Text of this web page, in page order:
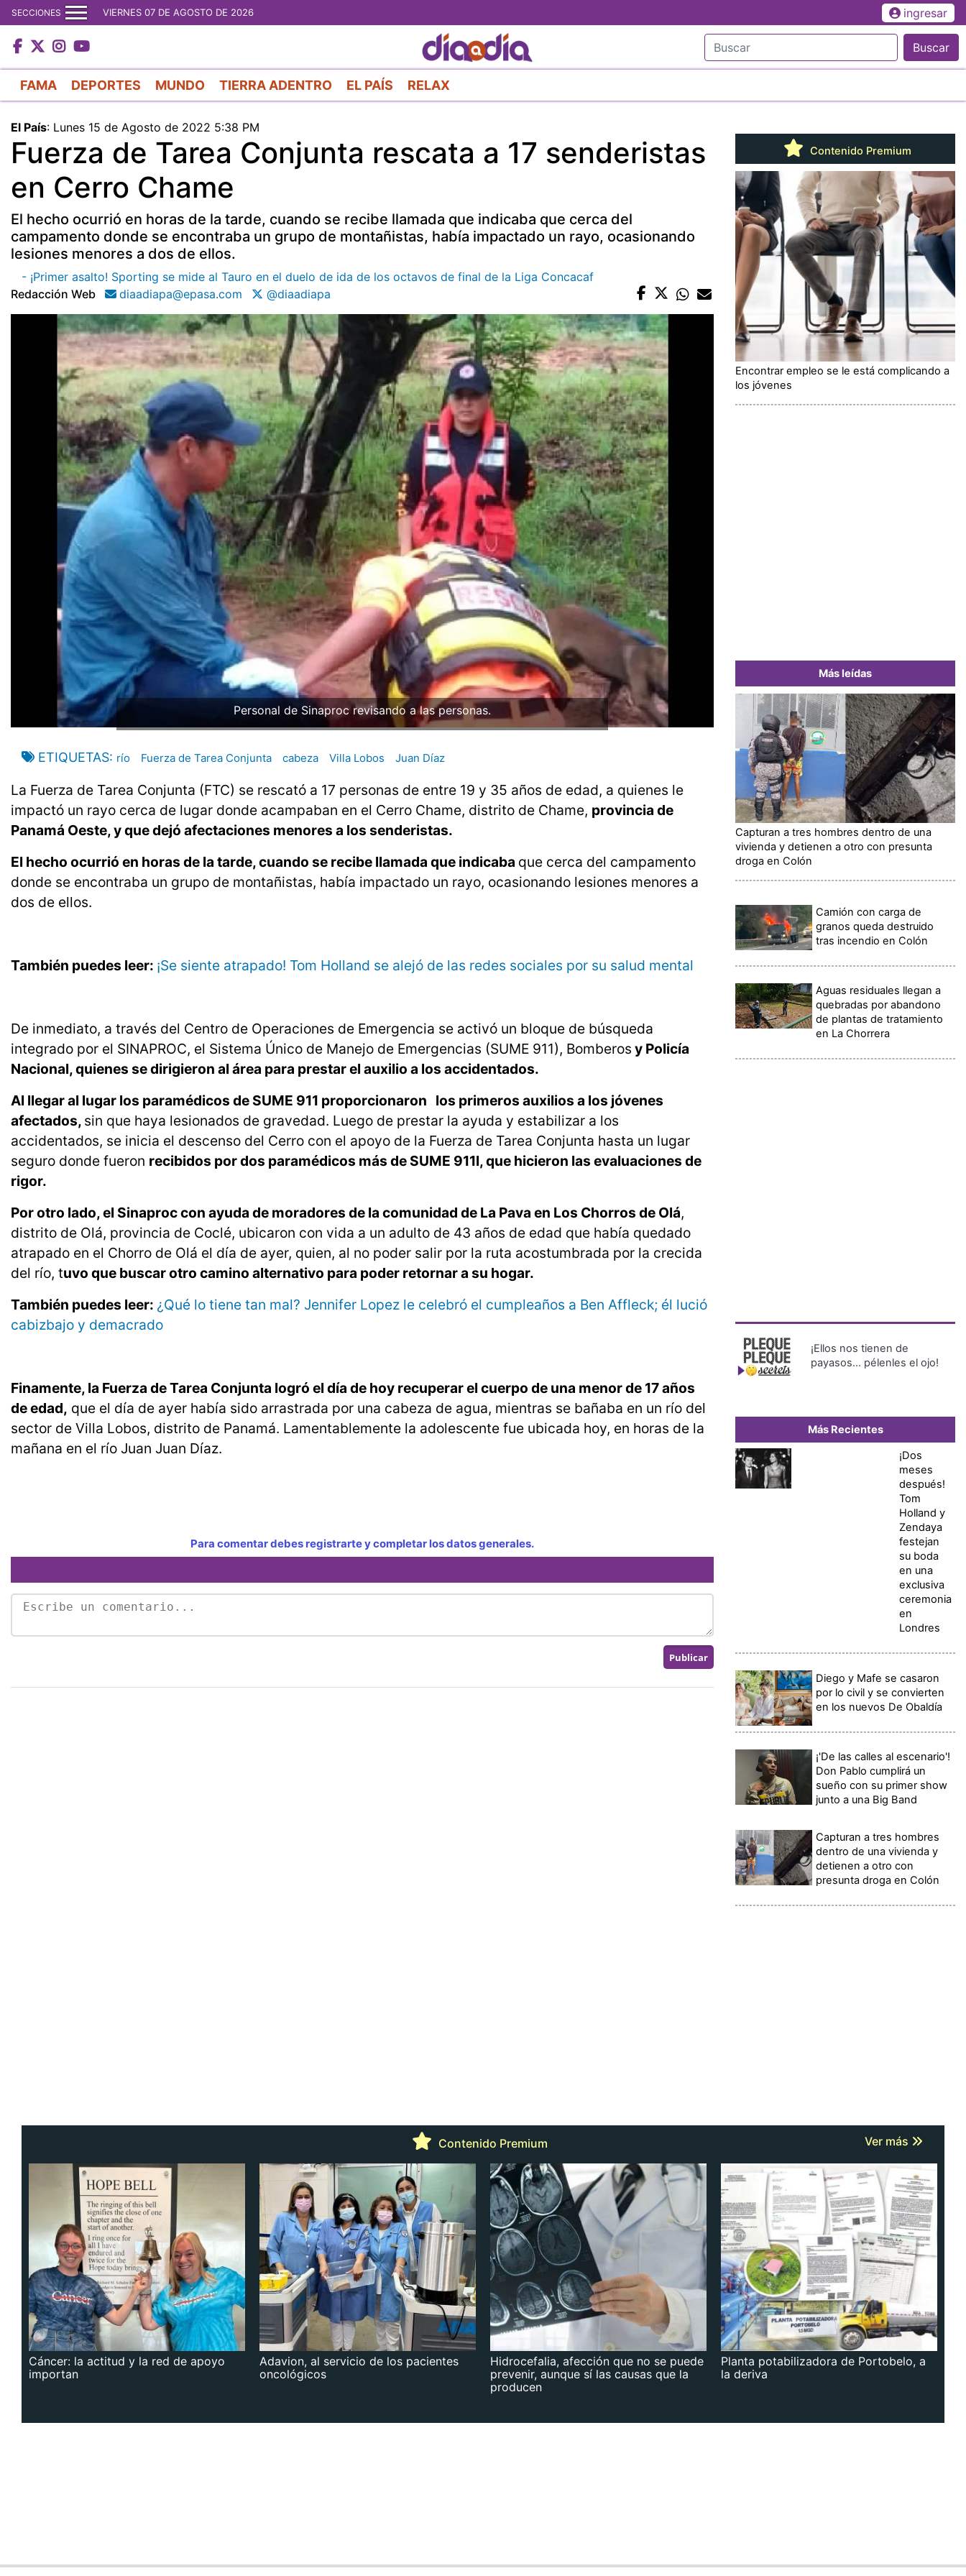
al
contenido
principal
SECCIONES VIERNES 07 DE AGOSTO DE 2026 ingresar
Buscar
FAMA DEPORTES MUNDO TIERRA ADENTRO EL PAÍS RELAX
El País: Lunes 15 de Agosto de 2022 5:38 PM
Fuerza de Tarea Conjunta rescata a 17 senderistas
en Cerro Chame
El hecho ocurrió en horas de la tarde, cuando se recibe llamada que indicaba que cerca del
campamento donde se encontraba un grupo de montañistas, había impactado un rayo, ocasionando
lesiones menores a dos de ellos.
- ¡Primer asalto! Sporting se mide al Tauro en el duelo de ida de los octavos de final de la Liga Concacaf
Redacción Web
diaadiapa@epasa.com @diaadiapa
Personal de Sinaproc revisando a las personas.
ETIQUETAS río Fuerza de Tarea Conjunta cabeza Villa Lobos Juan Díaz
La Fuerza de Tarea Conjunta (FTC) se rescató a 17 personas de entre 19 y 35 años de edad, a quienes le
impactó un rayo cerca de lugar donde acampaban en el Cerro Chame, distrito de Chame, provincia de
Panamá Oeste, y que dejó afectaciones menores a los senderistas.
El hecho ocurrió en horas de la tarde, cuando se recibe llamada que indicaba que cerca del campamento
donde se encontraba un grupo de montañistas, había impactado un rayo, ocasionando lesiones menores a
dos de ellos.
También puedes leer: ¡Se siente atrapado! Tom Holland se alejó de las redes sociales por su salud mental
De inmediato, a través del Centro de Operaciones de Emergencia se activó un bloque de búsqueda
integrado por el SINAPROC, el Sistema Único de Manejo de Emergencias (SUME 911), Bomberos y Policía
Nacional, quienes se dirigieron al área para prestar el auxilio a los accidentados.
Al llegar al lugar los paramédicos de SUME 911 proporcionaron los primeros auxilios a los jóvenes
afectados, sin que haya lesionados de gravedad. Luego de prestar la ayuda y estabilizar a los
accidentados, se inicia el descenso del Cerro con el apoyo de la Fuerza de Tarea Conjunta hasta un lugar
seguro donde fueron recibidos por dos paramédicos más de SUME 911l, que hicieron las evaluaciones de
rigor.
Por otro lado, el Sinaproc con ayuda de moradores de la comunidad de La Pava en Los Chorros de Olá,
distrito de Olá, provincia de Coclé, ubicaron con vida a un adulto de 43 años de edad que había quedado
atrapado en el Chorro de Olá el día de ayer, quien, al no poder salir por la ruta acostumbrada por la crecida
del río, tuvo que buscar otro camino alternativo para poder retornar a su hogar.
También puedes leer: ¿Qué lo tiene tan mal? Jennifer Lopez le celebró el cumpleaños a Ben Affleck; él lució
cabizbajo y demacrado
Finamente, la Fuerza de Tarea Conjunta logró el día de hoy recuperar el cuerpo de una menor de 17 años
de edad, que el día de ayer había sido arrastrada por una cabeza de agua, mientras se bañaba en un río del
sector de Villa Lobos, distrito de Panamá. Lamentablemente la adolescente fue ubicada hoy, en horas de la
mañana en el río Juan Juan Díaz.
Para comentar debes registrarte y completar los datos generales.
Contenido Premium
Encontrar empleo se le está complicando a
los jóvenes
Más leídas
Capturan a tres hombres dentro de una
vivienda y detienen a otro con presunta
droga en Colón
Camión con carga de
granos queda destruido
tras incendio en Colón
Aguas residuales llegan a
quebradas por abandono
de plantas de tratamiento
en La Chorrera
¡Ellos nos tienen de
payasos… pélenles el ojo!
Más Recientes
¡Dos
meses
después!
Tom
Holland y
Zendaya
festejan
su boda
en una
exclusiva
ceremonia
en
Londres
Diego y Mafe se casaron
por lo civil y se convierten
en los nuevos De Obaldía
¡'De las calles al escenario'!
Don Pablo cumplirá un
sueño con su primer show
junto a una Big Band
Capturan a tres hombres
dentro de una vivienda y
detienen a otro con
presunta droga en Colón
Contenido Premium Ver más
Cáncer: la actitud y la red de apoyo
importan
Adavion, al servicio de los pacientes
oncológicos
Hidrocefalia, afección que no se puede
prevenir, aunque sí las causas que la
producen
Planta potabilizadora de Portobelo, a
la deriva